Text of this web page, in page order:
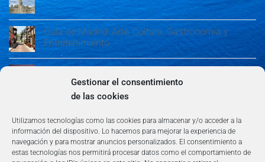
Gestionar el consentimiento
de las cookies
Utilizamos tecnologías como las cookies para almacenar y/o acceder a la
información del dispositivo. Lo hacemos para mejorar la experiencia de
navegación y para mostrar anuncios personalizados. El consentimiento a
estas tecnologías nos permitirá procesar datos como el comportamiento de
Guía de Madrid: Arte, Cultura, Gastronomía y
Entretenimiento
Guía de Madrid: Arte, Cultura, Gastronomía y
Entretenimiento